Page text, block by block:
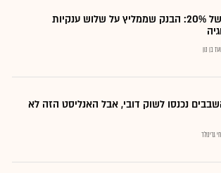
פרמיה של 20%: הבנק שממליץ על שלוש ענקיות
בן נון
נכנסו לשוק דובי, אבל האנליסט הזה לא
גרינולד